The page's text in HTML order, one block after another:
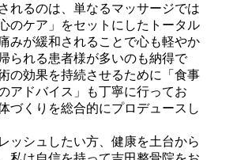
れるのは、単なるマッサージでは
のケア」をセットにしたトータル
みが緩和されることで心も軽やか
られる患者様が多いのも納得で
の効果を持続させるために「食事
アドバイス」も丁寧に行ってお
づくりを総合的にプロデュースし
ッシュしたい方、健康を土台から